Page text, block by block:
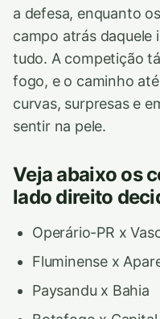
a defesa, enquanto
campo atrás daquele
tudo. A competição
fogo, e o caminho
curvas, surpresas e
sentir na pele.
Veja abaixo os
lado direito
Operário-PR x
Fluminense x
Paysandu x Bahia